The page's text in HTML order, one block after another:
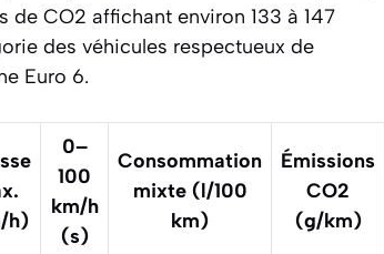
de CO2 affichant environ 133 à 147
des véhicules respectueux de
Euro 6.
h)
0–
100
km/h
(s)
Consommation
mixte (l/100
km)
Émissions
CO2
(g/km)